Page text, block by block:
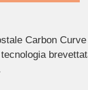
Carbon